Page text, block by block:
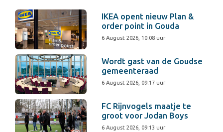
IKEA opent nieuw Plan &
order point in Gouda
6 August 2026, 10:08 uur
Wordt gast van de Goudse
gemeenteraad
6 August 2026, 09:17 uur
FC Rijnvogels maatje te
groot voor Jodan Boys
6 August 2026, 09:13 uur